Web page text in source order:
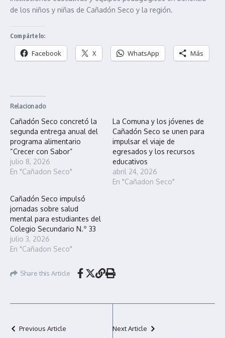
de los niños y niñas de Cañadón Seco y la región.
Compártelo:
Facebook X WhatsApp Más
Relacionado
Cañadón Seco concretó la
segunda entrega anual del
programa alimentario
“Crecer con Sabor”
julio 8, 2026
En "Cañadon Seco"
La Comuna y los jóvenes de
Cañadón Seco se unen para
impulsar el viaje de
egresados y los recursos
educativos
abril 24, 2026
En "Cañadon Seco"
Cañadón Seco impulsó
jornadas sobre salud
mental para estudiantes del
Colegio Secundario N.º 33
julio 3, 2026
En "Cañadon Seco"
Share this Article
Previous Article Next Article